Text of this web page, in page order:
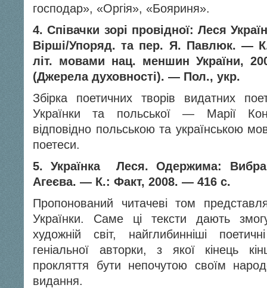
господар», «Оргія», «Бояриня».
4. Співачки зорі провідної: Леся
Вірші/Упоряд. та пер. Я. Павлюк. —
літ. мовами нац. меншин України,
(Джерела духовності). — Пол., укр.
Збірка поетичних творів видатних
Українки та польської — Марії
відповідно польською та українською
поетеси.
5. Українка Леся. Одержима:
Агеєва. — К.: Факт, 2008. — 416 с.
Пропонований читачеві том
Українки. Саме ці тексти дають
художній світ, найглибинніші
геніальної авторки, з якої кінець
прокляття бути непочутою своїм
видання.